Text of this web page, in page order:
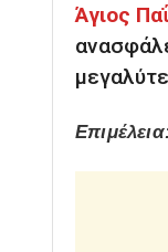
Άγιος